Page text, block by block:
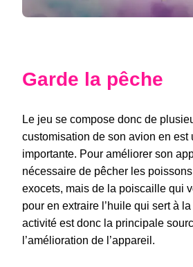
Garde la pêche
Le jeu se compose donc de
customisation de son avion en est
importante. Pour améliorer son
nécessaire de pêcher les
exocets, mais de la poiscaille qui
pour en extraire l’huile qui sert à
activité est donc la principale
l’amélioration de l’appareil.